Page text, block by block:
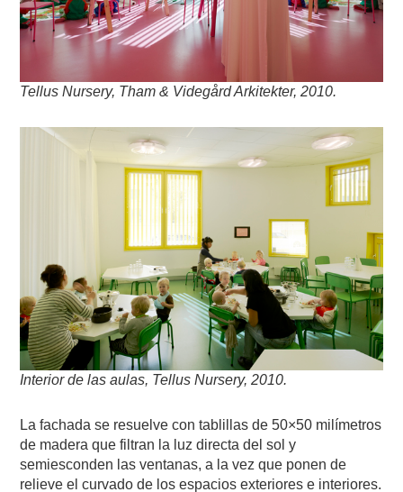
Tellus Nursery, Tham & Videgård Arkitekter, 2010.
Interior de las aulas, Tellus Nursery, 2010.
La fachada se resuelve con tablillas de 50×50 milímetros
de madera que filtran la luz directa del sol y
semiesconden las ventanas, a la vez que ponen de
relieve el curvado de los espacios exteriores e interiores.